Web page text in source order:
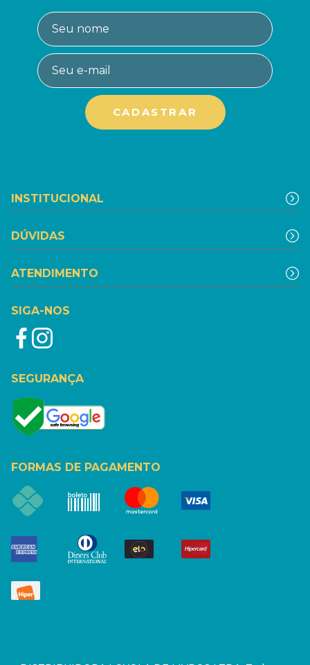
INSTITUCIONAL
DÚVIDAS
ATENDIMENTO
SIGA-NOS
SEGURANÇA
FORMAS DE PAGAMENTO